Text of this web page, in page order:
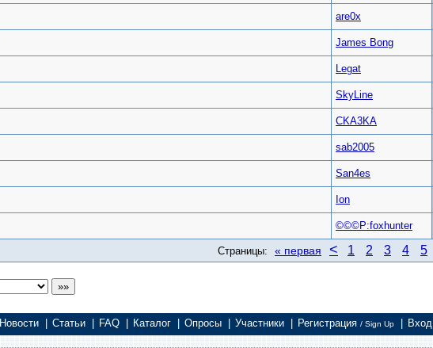
are0x
James Bong
Legat
SkyLine
CKA3KA
sab2005
San4es
Ion
©©©P:foxhunter
Страницы: « первая < 1 2 3 4 5
Новости Статьи FAQ Каталог Опросы Участники Регистрация / Sign Up Вход